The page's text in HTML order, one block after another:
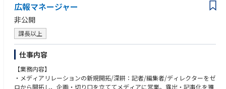
・効果検証・分析
・オペレーションやクリエイティブ制作のディレクション
※新規・既存の割合は６：４もしくは７：３程度を想定しております。
【対象クリエイティブ】
広告動画、採用・会社紹介動画、PR・ブランディング動画、Web CM、バ
ナー画像など
【導入事例：ニチレイフーズ「アカウントの人格を明確にして着実にリー
・関係各所と議論を交わしながらプロジェクトを推進できる方
・新しいチャレンジにこそやりがいを感じる方
・時代や環境の変化に合わせ自分をアップデートし続ける成長意欲のある
方
・相手（顧客・同僚・部下）のことを考え、自分本位ではない方
・何事にも素直で正直に目標に向かってまっすぐに行動や発言できる方
広報マネージャー
非公開
課長以上
仕事内容
【業務内容】
・メディアリレーションの新規開拓/深耕：記者/編集者/ディレクターをゼ
ロから開拓し、企画・切り口を立ててメディアに営業。露出・記事化を獲